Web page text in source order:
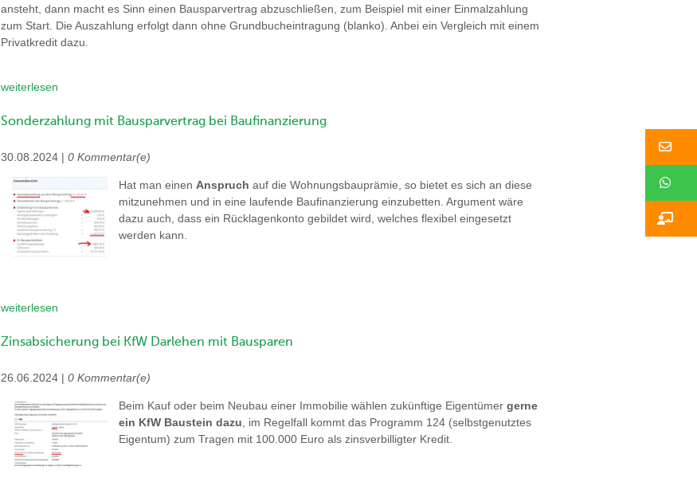
ansteht, dann macht es Sinn einen Bausparvertrag abzuschließen, zum Beispiel mit einer Einmalzahlung
zum Start. Die Auszahlung erfolgt dann ohne Grundbucheintragung (blanko). Anbei ein Vergleich mit einem
Privatkredit dazu.
weiterlesen
Sonderzahlung mit Bausparvertrag bei Baufinanzierung
30.08.2024 | 0 Kommentar(e)
Hat man einen Anspruch auf die Wohnungsbauprämie, so bietet es sich an diese
mitzunehmen und in eine laufende Baufinanzierung einzubetten. Argument wäre
dazu auch, dass ein Rücklagenkonto gebildet wird, welches flexibel eingesetzt
werden kann.
weiterlesen
Zinsabsicherung bei KfW Darlehen mit Bausparen
26.06.2024 | 0 Kommentar(e)
Beim Kauf oder beim Neubau einer Immobilie wählen zukünftige Eigentümer gerne
ein KfW Baustein dazu , im Regelfall kommt das Programm 124 (selbstgenutztes
Eigentum) zum Tragen mit 100.000 Euro als zinsverbilligter Kredit.